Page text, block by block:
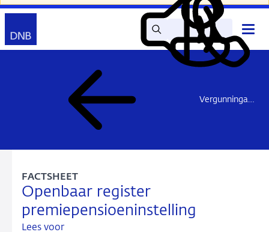
Zoek Lees
voor
Mijn
DNB
Contact
Vergunningaanvraag
Openbaar register
premiepensioeninstelling
FACTSHEET
Lees voor